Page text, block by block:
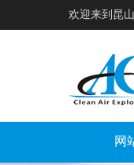
欢迎来到昆
网